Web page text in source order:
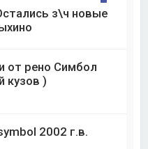
з\ч новые
от рено Симбол
кузов )
2002 г.в.